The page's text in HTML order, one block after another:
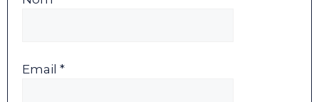
Email *